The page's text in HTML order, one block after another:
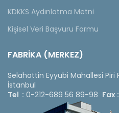
KDKKS Aydınlatma Metni
Kişisel Veri Başvuru Formu
FABRİKA (MERKEZ)
Selahattin Eyyubi Mahallesi Piri
İstanbul
Tel : 0-212-689 56 89-98 Fax :